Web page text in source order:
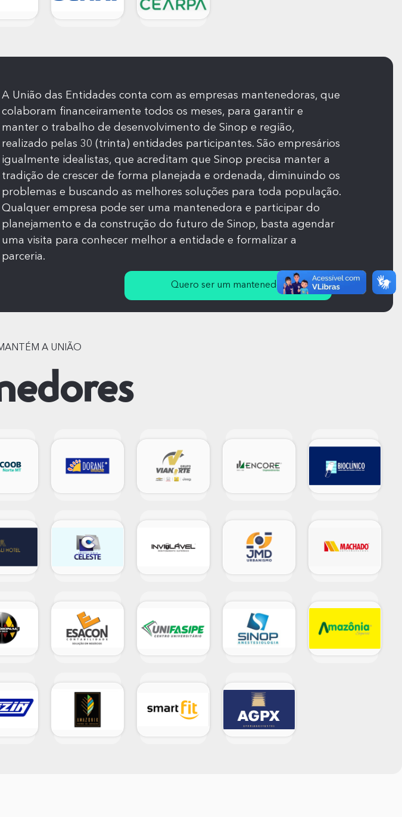
A União das Entidades conta com as empresas mantenedoras, que
colaboram financeiramente todos os meses, para garantir e
manter o trabalho de desenvolvimento de Sinop e região,
realizado pelas 30 (trinta) entidades participantes. São empresários
igualmente idealistas, que acreditam que Sinop precisa manter a
tradição de crescer de forma planejada e ordenada, diminuindo os
problemas e buscando as melhores soluções para toda população.
Qualquer empresa pode ser uma mantenedora e participar do
planejamento e da construção do futuro de Sinop, basta agendar
uma visita para conhecer melhor a entidade e formalizar a
parceria.
Quero ser um mantenedor
A UNIÃO